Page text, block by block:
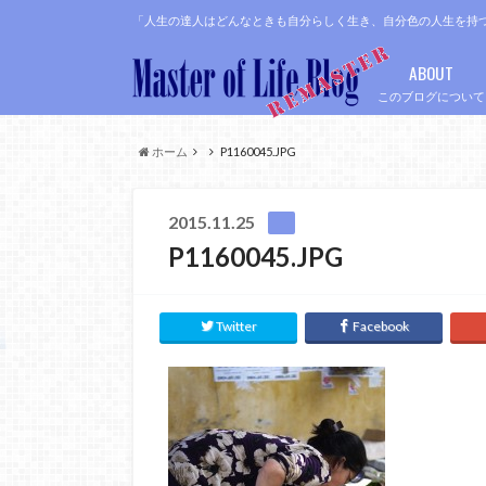
「人生の達人はどんなときも自分らしく生き、自分色の人生を持
このブログについて
ABOUT
ホーム P1160045.JPG
2015.11.25
P1160045.JPG
Twitter Facebook